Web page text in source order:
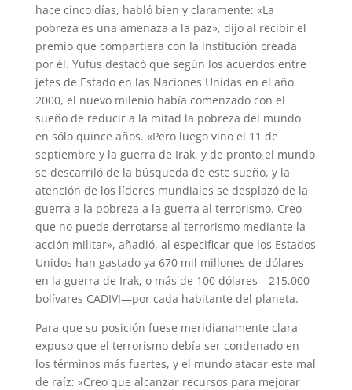
hace cinco días, habló bien y claramente: «La
pobreza es una amenaza a la paz», dijo al recibir el
premio que compartiera con la institución creada
por él. Yufus destacó que según los acuerdos entre
jefes de Estado en las Naciones Unidas en el año
2000, el nuevo milenio había comenzado con el
sueño de reducir a la mitad la pobreza del mundo
en sólo quince años. «Pero luego vino el 11 de
septiembre y la guerra de Irak, y de pronto el mundo
se descarriló de la búsqueda de este sueño, y la
atención de los líderes mundiales se desplazó de la
guerra a la pobreza a la guerra al terrorismo. Creo
que no puede derrotarse al terrorismo mediante la
acción militar», añadió, al especificar que los Estados
Unidos han gastado ya 670 mil millones de dólares
en la guerra de Irak, o más de 100 dólares—215.000
bolívares CADIVI—por cada habitante del planeta.
Para que su posición fuese meridianamente clara
expuso que el terrorismo debía ser condenado en
los términos más fuertes, y el mundo atacar este mal
de raíz: «Creo que alcanzar recursos para mejorar